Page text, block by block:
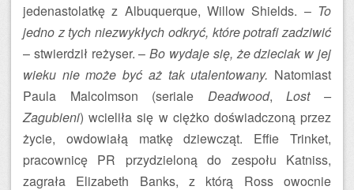
jedenastolatkę z Albuquerque, Willow Shields. – To
jedno z tych niezwykłych odkryć, które potrafi zadziwić
– stwierdził reżyser. –Bo wydaje się, że dzieciak w jej
wieku nie może być aż tak utalentowany. Natomiast
Paula Malcolmson (seriale Deadwood,Lost –
Zagubieni) wcieliła się w ciężko doświadczoną przez
życie, owdowiałą matkę dziewcząt. Effie Trinket,
pracownicę PR przydzieloną do zespołu Katniss,
zagrała Elizabeth Banks, z którą Ross owocnie